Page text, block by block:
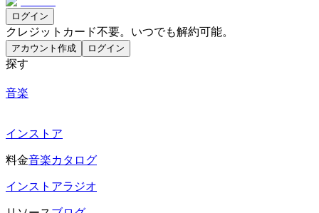
ログイン
クレジットカード不要。いつでも解約可能。
アカウント作成 ログイン
探す
音楽
インストア
料金音楽カタログ
インストアラジオ